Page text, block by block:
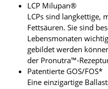
LCP Milupan®
LCPs sind langkettige,
Fettsäuren. Sie sind
Lebensmonaten
gebildet werden
der Pronutra™-
Patentierte GOS/FOS*
Eine einzigartige